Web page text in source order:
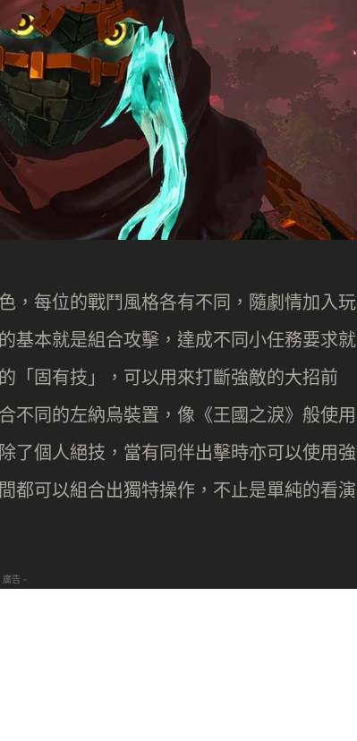
，每位的戰鬥風格各有不同，隨劇情加入玩
基本就是組合攻擊，達成不同小任務要求就
「固有技」，可以用來打斷強敵的大招前
不同的左納烏裝置，像《王國之淚》般使用
了個人絕技，當有同伴出擊時亦可以使用強
都可以組合出獨特操作，不止是單純的看演
廣告 -